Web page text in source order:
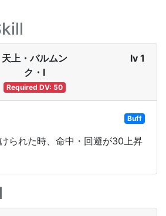
天上・バルムン
ク・Ⅰ
Required DV: 50
lv 1
Buff
られた時、命中・回避が30上昇